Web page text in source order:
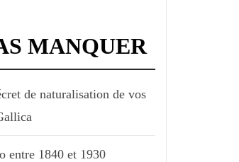
MANQUER
de naturalisation de vos
entre 1840 et 1930